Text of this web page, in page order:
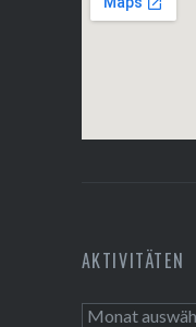
AKTIVITÄTEN
Aktivitäten